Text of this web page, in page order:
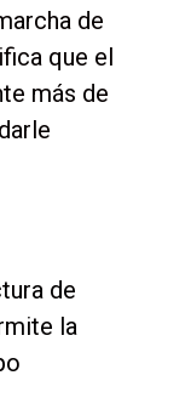
de
que el
más de
de
la